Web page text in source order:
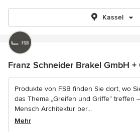
Kassel
Franz Schneider Brakel GmbH +
Produkte von FSB finden Sie dort, wo
das Thema „Greifen und Griffe“ treffen
Mensch Architektur ber...
Mehr